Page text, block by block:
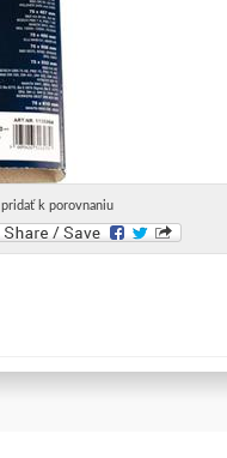
pridať k porovnaniu